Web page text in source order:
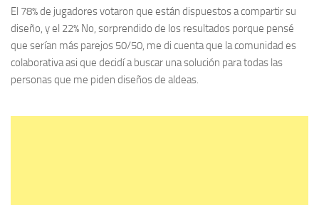
El 78% de jugadores votaron que están dispuestos a compartir su
diseño, y el 22% No, sorprendido de los resultados porque pensé
que serían más parejos 50/50, me di cuenta que la comunidad es
colaborativa asi que decidí a buscar una solución para todas las
personas que me piden diseños de aldeas.